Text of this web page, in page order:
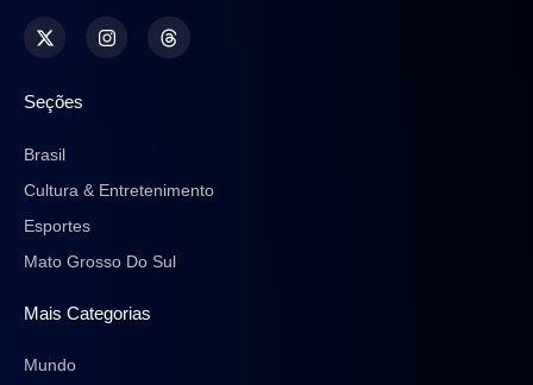
Seções
Brasil
Cultura & Entretenimento
Esportes
Mato Grosso Do Sul
Mais Categorias
Mundo